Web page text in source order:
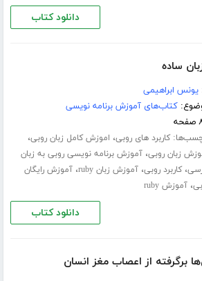
دانلود کتاب
یونس ابراهیمی
کتاب‌های آموزش برنامه نویسی
کاربرد های روبی، اموزش کامل زبان روبی،
زبان روبی،آموزش برنامه نویسی روبی به زبان
،کاربرد روبی،آموزش زبان ruby ،آموزش رایگان
،آموزش ruby
دانلود کتاب
برگرفته از اعصاب مغز انسان